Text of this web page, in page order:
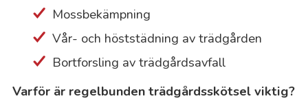
Mossbekämpning
Vår- och höststädning av trädgården
Bortforsling av trädgårdsavfall
Varför är regelbunden trädgårdsskötsel viktig?